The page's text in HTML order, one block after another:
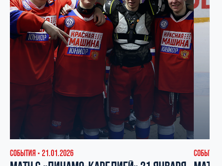
СОБЫТИЯ ▪ 21.01.2026 СОБЫТИЯ